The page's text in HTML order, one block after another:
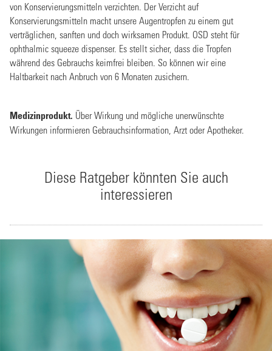
von Konservierungsmitteln verzichten. Der Verzicht auf
Konservierungsmitteln macht unsere Augentropfen zu einem gut
verträglichen, sanften und doch wirksamen Produkt. OSD steht für
ophthalmic squeeze dispenser. Es stellt sicher, dass die Tropfen
während des Gebrauchs keimfrei bleiben. So können wir eine
Haltbarkeit nach Anbruch von 6 Monaten zusichern.
Medizinprodukt. Über Wirkung und mögliche unerwünschte
Wirkungen informieren Gebrauchsinformation, Arzt oder Apotheker.
Diese Ratgeber könnten Sie auch
interessieren